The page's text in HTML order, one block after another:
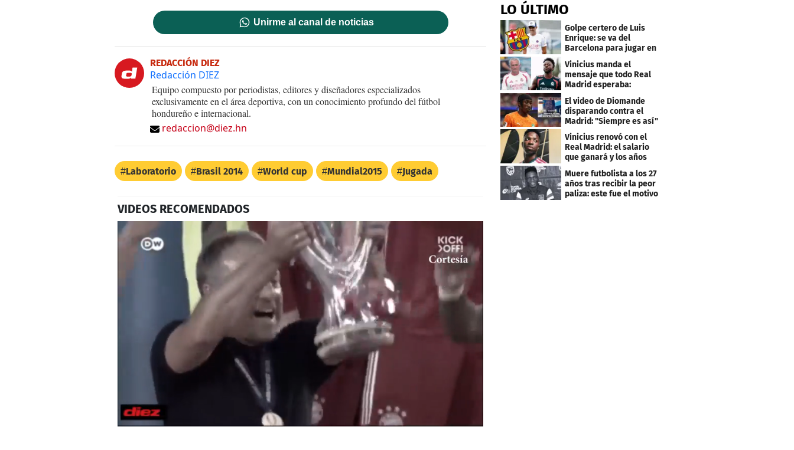
Unirme al canal de noticias
REDACCIÓN DIEZ
Redacción DIEZ
Equipo compuesto por periodistas, editores y diseñadores especializados
exclusivamente en el área deportiva, con un conocimiento profundo del fútbol
hondureño e internacional.
redaccion@diez.hn
Laboratorio Brasil 2014 World cup Mundial2015 Jugada
VIDEOS RECOMENDADOS
LO ÚLTIMO
Golpe certero de Luis
Enrique: se va del
Barcelona para jugar en
el PSG
Vinicius manda el
mensaje que todo Real
Madrid esperaba:
"Mourinho..."
El video de Diomande
disparando contra el
Madrid: "Siempre es así"
Vinicius renovó con el
Real Madrid: el salario
que ganará y los años
Muere futbolista a los 27
años tras recibir la peor
paliza: este fue el motivo